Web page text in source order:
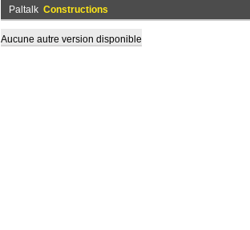
Paltalk Constructions
Aucune autre version disponible